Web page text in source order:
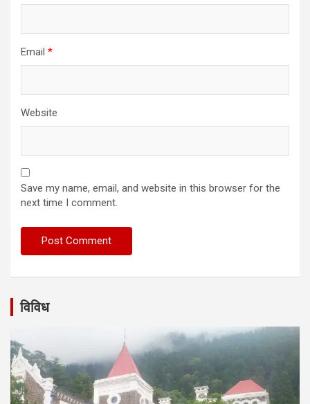
Email *
Website
Save my name, email, and website in this browser for the
next time I comment.
विविध